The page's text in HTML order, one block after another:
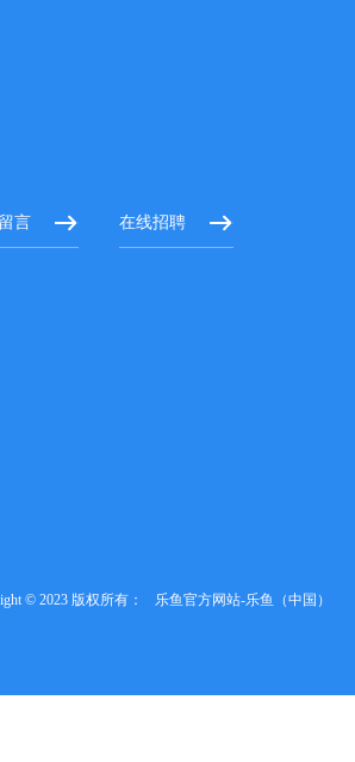
言 在线招聘
© 2023 版权所有： 乐鱼官方网站-乐鱼（中国）